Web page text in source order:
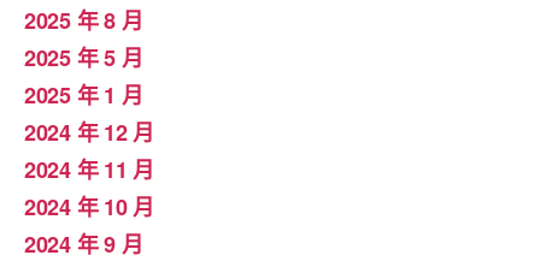
2025 年 8 月
2025 年 5 月
2025 年 1 月
2024 年 12 月
2024 年 11 月
2024 年 10 月
2024 年 9 月